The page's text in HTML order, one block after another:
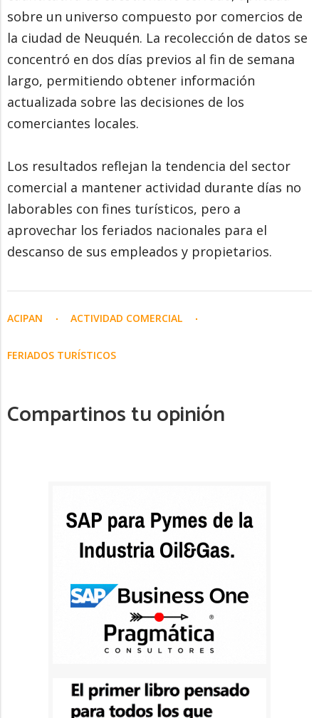
sobre un universo compuesto por comercios de
la ciudad de Neuquén. La recolección de datos se
concentró en dos días previos al fin de semana
largo, permitiendo obtener información
actualizada sobre las decisiones de los
comerciantes locales.
Los resultados reflejan la tendencia del sector
comercial a mantener actividad durante días no
laborables con fines turísticos, pero a
aprovechar los feriados nacionales para el
descanso de sus empleados y propietarios.
ACIPAN ACTIVIDAD COMERCIAL
FERIADOS TURÍSTICOS
Compartinos tu opinión